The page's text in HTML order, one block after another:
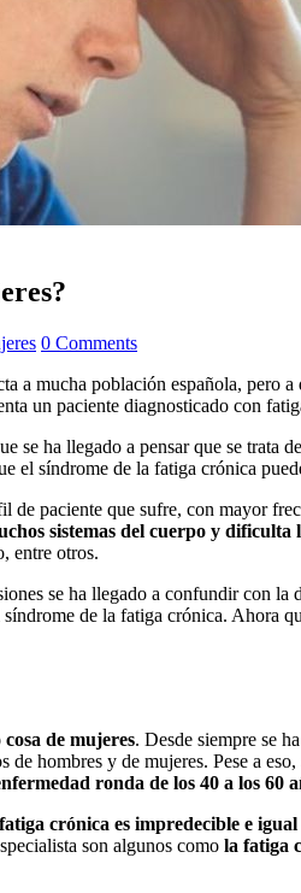
0 Comments
a mucha población española, pero
un paciente diagnosticado con
se ha llegado a pensar que se trata
el síndrome de la fatiga crónica
paciente que sufre, con mayor
sistemas del cuerpo y
entre otros.
se ha llegado a confundir con la
de la fatiga crónica. Ahora
de mujeres. Desde siempre se
hombres y de mujeres. Pese a
ronda de los 40 a los 60
crónica es impredecible e
son algunos como la fatiga